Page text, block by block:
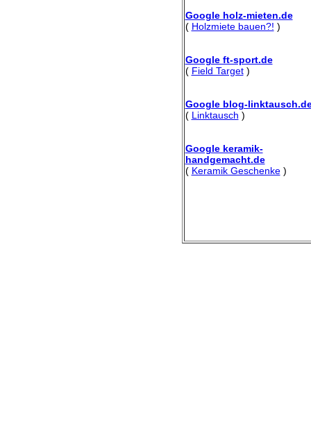
Google holz-mieten.de
( Holzmiete bauen?! )
Google ft-sport.de
( Field Target)
Google blog-
( Linktausch )
Google keramik-
handgemacht.de
( Keramik Geschenke)